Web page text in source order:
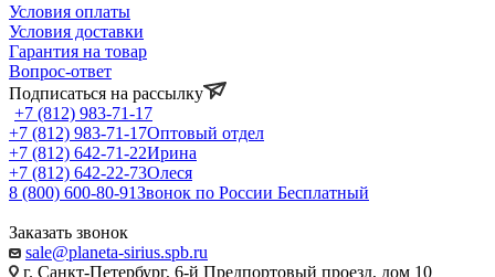
Условия оплаты
Условия доставки
Гарантия на товар
Вопрос-ответ
Подписаться на рассылку
+7 (812) 983-71-17
+7 (812) 983-71-17Оптовый отдел
+7 (812) 642-71-22Ирина
+7 (812) 642-22-73Олеся
8 (800) 600-80-91Звонок по России Бесплатный
Заказать звонок
sale@planeta-sirius.spb.ru
г. Санкт-Петербург, 6-й Предпортовый проезд, дом 10